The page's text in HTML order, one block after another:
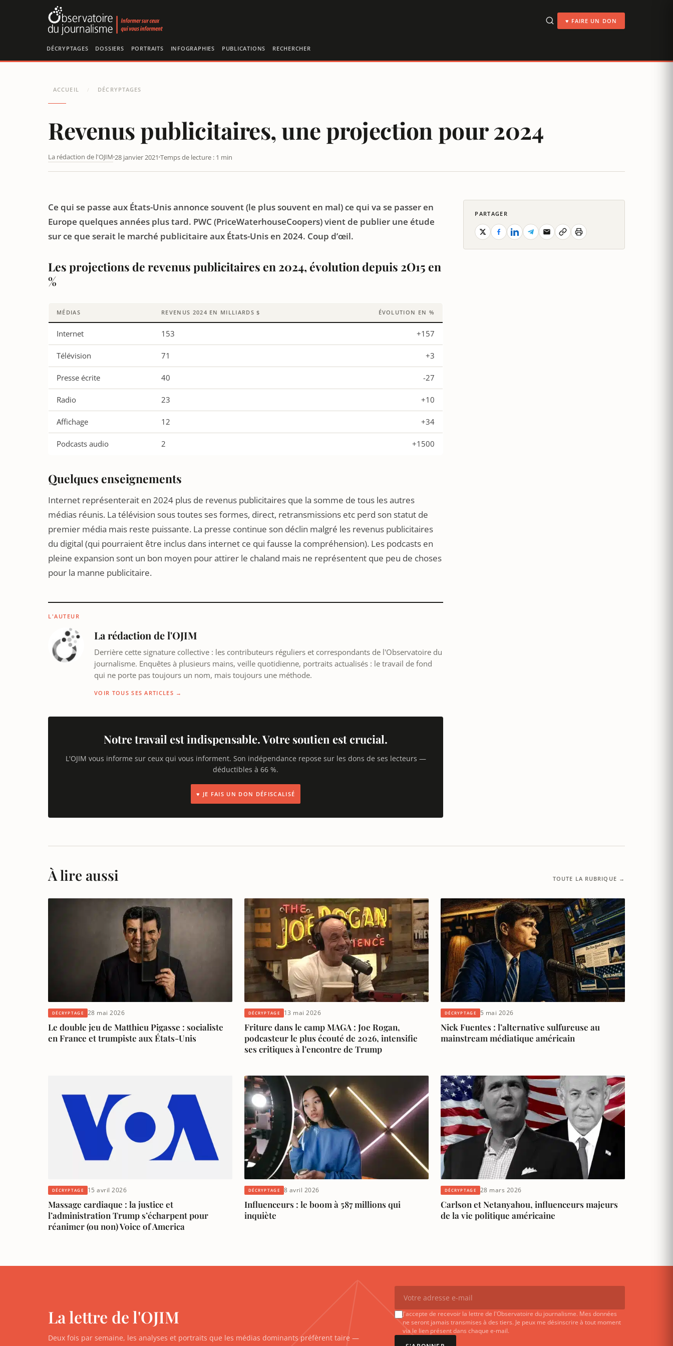
♥ FAIRE UN DON
DÉCRYPTAGES DOSSIERS PORTRAITS INFOGRAPHIES PUBLICATIONS RECHERCHER
ACCUEIL / DÉCRYPTAGES
Revenus publicitaires, une projection pour 2024
La rédaction de l'OJIM 28 janvier 2021 Temps de lecture : 1 min
REVENUS PUBLICITAIRES, UNE PROJECTION POUR 2024
Ce qui se passe aux États-Unis annonce souvent (le plus souvent en mal) ce qui va se passer en
Europe quelques années plus tard. PWC (PriceWaterhouseCoopers) vient de publier une étude
sur ce que serait le marché publicitaire aux États-Unis en 2024. Coup d’œil.
Les projections de revenus publicitaires en 2024, évolution depuis 2O15 en
%
MÉDIAS REVENUS 2024 EN MILLIARDS $ ÉVOLUTION EN %
Internet 153 +157
Télévision 71 +3
Presse écrite 40 -27
Radio 23 +10
Affichage 12 +34
Podcasts audio 2 +1500
Quelques enseignements
Internet représenterait en 2024 plus de revenus publicitaires que la somme de tous les autres
médias réunis. La télévision sous toutes ses formes, direct, retransmissions etc perd son statut de
premier média mais reste puissante. La presse continue son déclin malgré les revenus publicitaires
du digital (qui pourraient être inclus dans internet ce qui fausse la compréhension). Les podcasts en
pleine expansion sont un bon moyen pour attirer le chaland mais ne représentent que peu de choses
pour la manne publicitaire.
L'AUTEUR
La rédaction de l'OJIM
Derrière cette signature collective : les contributeurs réguliers et correspondants de l'Observatoire du
journalisme. Enquêtes à plusieurs mains, veille quotidienne, portraits actualisés : le travail de fond
qui ne porte pas toujours un nom, mais toujours une méthode.
VOIR TOUS SES ARTICLES →
Notre travail est indispensable. Votre soutien est crucial.
L'OJIM vous informe sur ceux qui vous informent. Son indépendance repose sur les dons de ses lecteurs —
déductibles à 66 %.
♥ JE FAIS UN DON DÉFISCALISÉ
PARTAGER
À lire aussi TOUTE LA RUBRIQUE →
DÉCRYPTAGE 28 mai 2026
Le double jeu de Matthieu Pigasse : socialiste
en France et trumpiste aux États-Unis
DÉCRYPTAGE 13 mai 2026
Friture dans le camp MAGA : Joe Rogan,
podcasteur le plus écouté de 2026, intensifie
ses critiques à l’encontre de Trump
DÉCRYPTAGE 5 mai 2026
Nick Fuentes : l’alternative sulfureuse au
mainstream médiatique américain
DÉCRYPTAGE 15 avril 2026
Massage cardiaque : la justice et
l’administration Trump s’écharpent pour
réanimer (ou non) Voice of America
DÉCRYPTAGE 8 avril 2026
Influenceurs : le boom à 587 millions qui
inquiète
DÉCRYPTAGE 28 mars 2026
Carlson et Netanyahou, influenceurs majeurs
de la vie politique américaine
La lettre de l'OJIM
Deux fois par semaine, les analyses et portraits que les médias dominants préfèrent taire —
J'accepte de recevoir la lettre de l'Observatoire du journalisme. Mes données
ne seront jamais transmises à des tiers. Je peux me désinscrire à tout moment
via le lien présent dans chaque e-mail.
Panneau de gestion des cookies